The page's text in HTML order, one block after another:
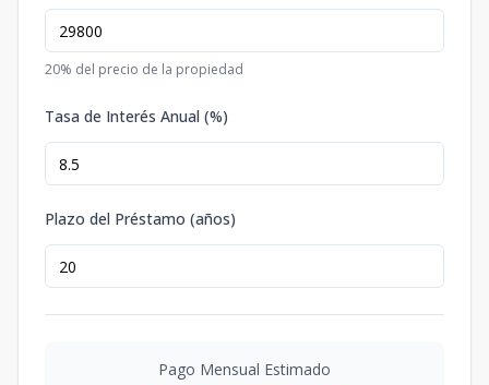
20% del precio de la propiedad
Tasa de Interés Anual (%)
Plazo del Préstamo (años)
Pago Mensual Estimado